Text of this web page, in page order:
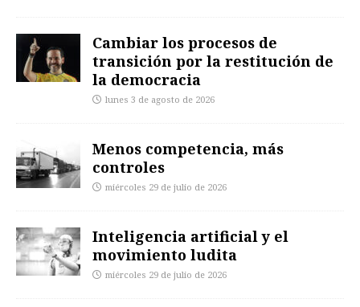
Cambiar los procesos de
transición por la restitución de
la democracia
lunes 3 de agosto de 2026
Menos competencia, más
controles
miércoles 29 de julio de 2026
Inteligencia artificial y el
movimiento ludita
miércoles 29 de julio de 2026